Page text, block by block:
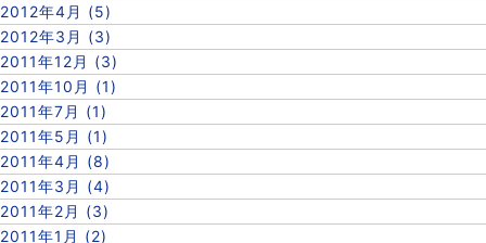
2012年4月 (5)
2012年3月 (3)
2011年12月 (3)
2011年10月 (1)
2011年7月 (1)
2011年5月 (1)
2011年4月 (8)
2011年3月 (4)
2011年2月 (3)
2011年1月 (2)